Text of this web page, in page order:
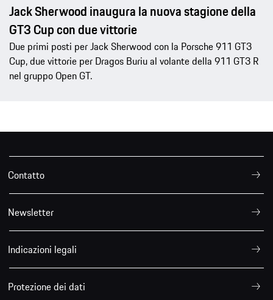
Jack Sherwood inaugura la nuova stagione della
GT3 Cup con due vittorie
Due primi posti per Jack Sherwood con la Porsche 911 GT3
Cup, due vittorie per Dragos Buriu al volante della 911 GT3 R
nel gruppo Open GT.
Contatto
Newsletter
Indicazioni legali
Protezione dei dati